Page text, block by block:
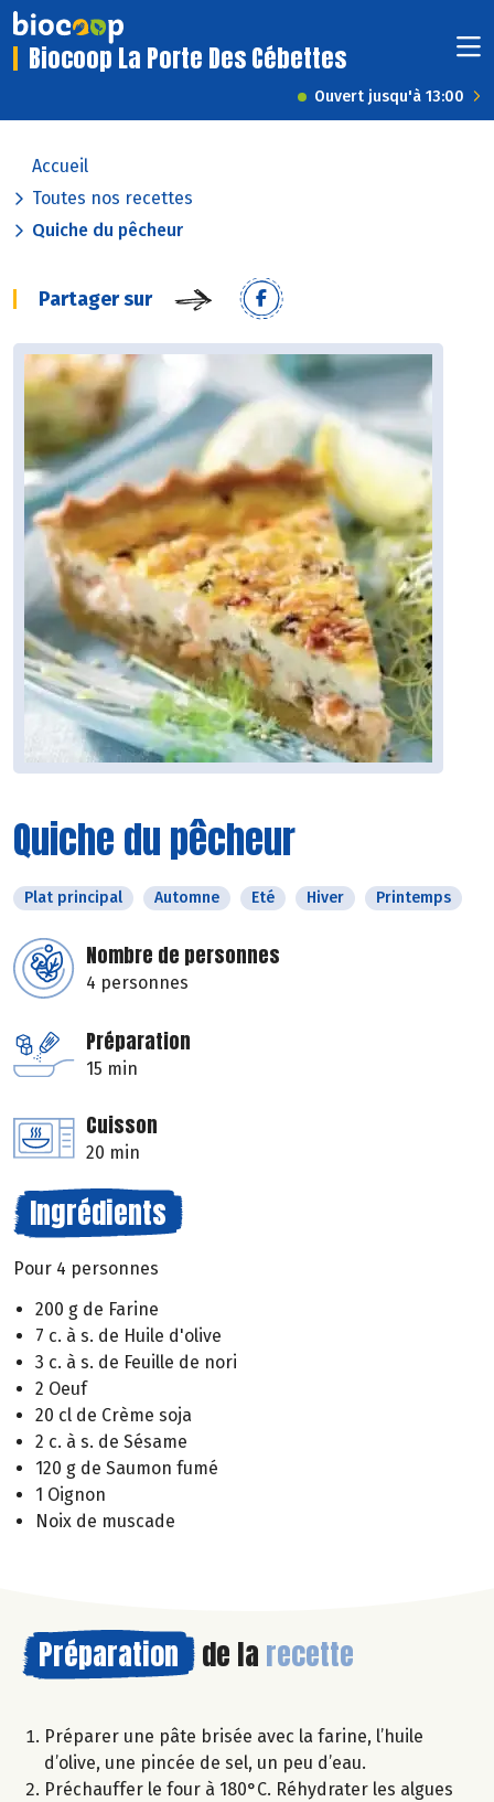
Biocoop La Porte Des Cébettes
Ouvert jusqu'à 13:00
Accueil
Toutes nos recettes
Quiche du pêcheur
Partager sur
Quiche du pêcheur
Plat principal Automne Eté Hiver Printemps
Nombre de personnes
4 personnes
Préparation
15 min
Cuisson
20 min
Ingrédients
Pour 4 personnes
200 g de Farine
7 c. à s. de Huile d'olive
3 c. à s. de Feuille de nori
2 Oeuf
20 cl de Crème soja
2 c. à s. de Sésame
120 g de Saumon fumé
1 Oignon
Noix de muscade
Préparation de la recette
Préparer une pâte brisée avec la farine, l’huile
d’olive, une pincée de sel, un peu d’eau.
Préchauffer le four à 180°C. Réhydrater les algues